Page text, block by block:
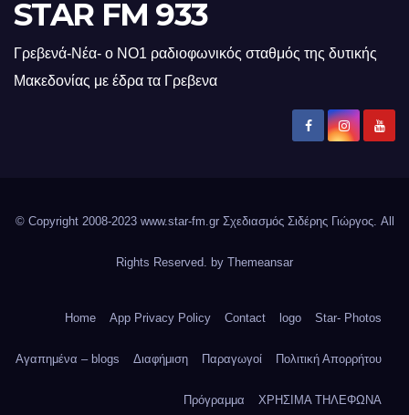
STAR FM 933
Γρεβενά-Νέα- ο ΝΟ1 ραδιοφωνικός σταθμός της δυτικής
Μακεδονίας με έδρα τα Γρεβενα
© Copyright 2008-2023 www.star-fm.gr Σχεδιασμός Σιδέρης Γιώργος. All
Rights Reserved. by Themeansar
Home App Privacy Policy Contact logo Star- Photos
Αγαπημένα – blogs Διαφήμιση Παραγωγοί Πολιτική Απορρήτου
Πρόγραμμα ΧΡΗΣΙΜΑ ΤΗΛΕΦΩΝΑ